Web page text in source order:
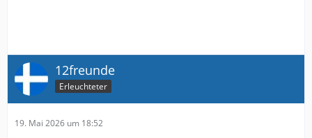
12freunde
Erleuchteter
19. Mai 2026 um 18:52